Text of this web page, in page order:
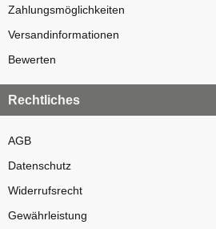
Zahlungsmöglichkeiten
Versandinformationen
Bewerten
Rechtliches
AGB
Datenschutz
Widerrufsrecht
Gewährleistung